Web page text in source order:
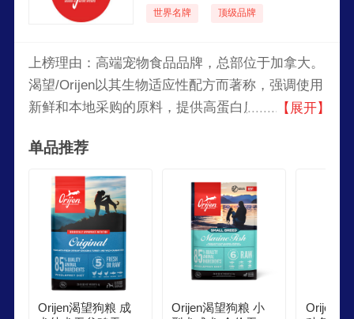
世界名牌 顶级品牌
上榜理由：高端宠物食品品牌，总部位于加拿大。
渴望/Orijen以其生物适应性配方而著称，强调使用
新鲜和本地采购的原料，提供高蛋白质、低碳水化
求。
【展开】
单品推荐
Orijen渴望狗粮 成
Orijen渴望狗粮 小
Orijen渴